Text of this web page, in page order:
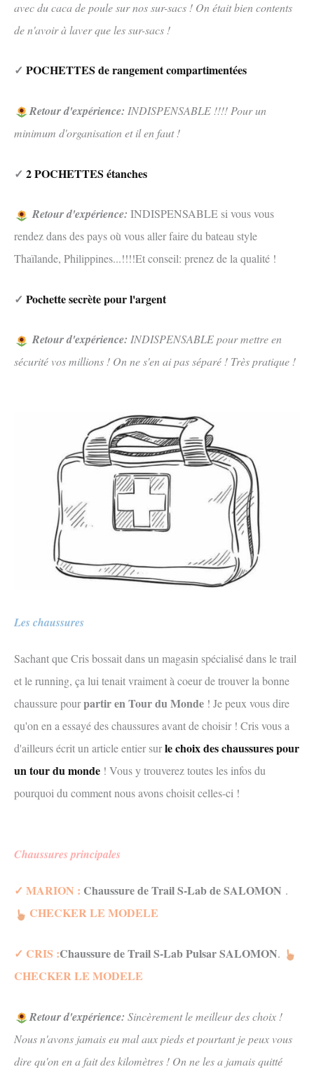
avec du caca de poule sur nos sur-sacs ! On était bien contents
de n'avoir à laver que les sur-sacs !
✓ POCHETTES de rangement compartimentées
Retour d'expérience: INDISPENSABLE !!!! Pour un
minimum d'organisation et il en faut !
✓ 2 POCHETTES étanches
Retour d'expérience: INDISPENSABLE si vous vous
rendez dans des pays où vous aller faire du bateau style
Thaïlande, Philippines...!!!!Et conseil: prenez de la qualité !
✓ Pochette secrète pour l'argent
Retour d'expérience: INDISPENSABLE pour mettre en
sécurité vos millions ! On ne s'en ai pas séparé ! Très pratique !
Les chaussures
Sachant que Cris bossait dans un magasin spécialisé dans le trail
et le running, ça lui tenait vraiment à coeur de trouver la bonne
chaussure pourpartir en Tour du Monde ! Je peux vous dire
qu'on en a essayé des chaussures avant de choisir ! Cris vous a
d'ailleurs écrit un article entier surle choix des chaussures pour
un tour du monde ! Vous y trouverez toutes les infos du
pourquoi du comment nous avons choisit celles-ci !
Chaussures principales
✓ MARION : Chaussure de Trail S-Lab de SALOMON .
CHECKER LE MODELE
✓ CRIS :Chaussure de Trail S-Lab Pulsar SALOMON.
CHECKER LE MODELE
Retour d'expérience: Sincèrement le meilleur des choix !
Nous n'avons jamais eu mal aux pieds et pourtant je peux vous
dire qu'on en a fait des kilomètres ! On ne les a jamais quitté